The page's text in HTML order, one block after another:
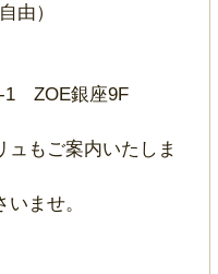
）
ZOE銀座9F
ュもご案内いたしま
ませ。